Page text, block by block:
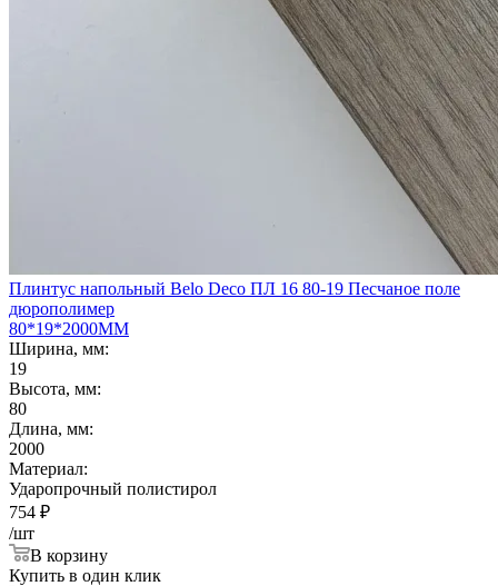
Плинтус напольный Belo Deco ПЛ 16 80-19 Песчаное поле
дюрополимер
80*19*2000ММ
Ширина, мм:
19
Высота, мм:
80
Длина, мм:
2000
Материал:
Ударопрочный полистирол
754 ₽
/шт
В корзину
Купить в один клик